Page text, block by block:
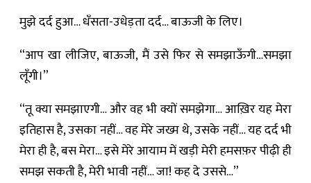
मुझे दर्द हुआ… धँसता-उधेड़ता दर्द… बाऊजी के लिए।
“आप खा लीजिए, बाऊजी, मैं उसे फिर से समझाऊँगी…समझा
लूँगी।”
“तू क्या समझाएगी… और वह भी क्यों समझेगा… आख़िर यह मेरा
इतिहास है, उसका नहीं… वह मेरे जख्म थे, उसके नहीं… यह दर्द भी
मेरा ही है, बस मेरा… इसे मेरे आयाम में खड़ी मेरी हमसफ़र पीढ़ी ही
समझ सकती है, मेरी भावी नहीं… जा! कह दे उससे…”